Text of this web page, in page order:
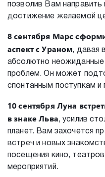
позволив Вам направить
достижение желаемой
8 сентября Марс
аспект с Ураном, давая
абсолютно
проблем. Он может
спонтанным поступкам и
10 сентября Луна
в знаке Льва, усилив
планет. Вам захочется
встреч и новых
посещения кино,
мероприятий.